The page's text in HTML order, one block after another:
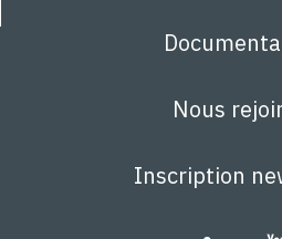
Nous
Inscription